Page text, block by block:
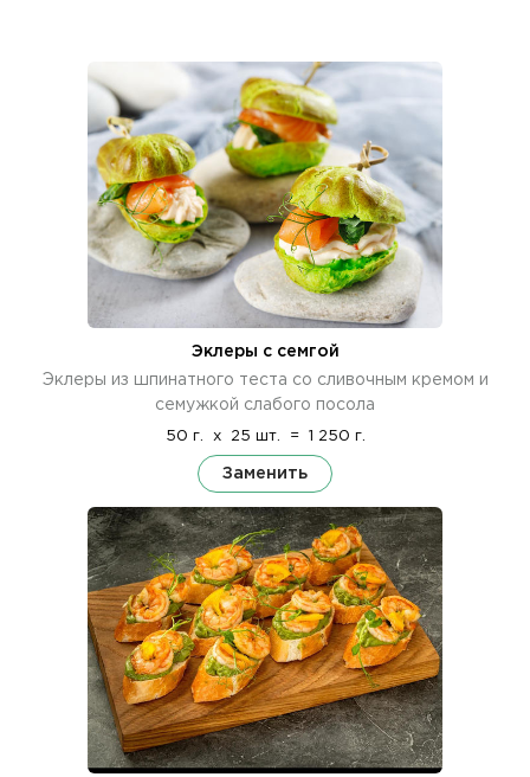
Эклеры с семгой
Эклеры из шпинатного теста со сливочным кремом и
семужкой слабого посола
50 г. x 25 шт. = 1 250 г.
Заменить